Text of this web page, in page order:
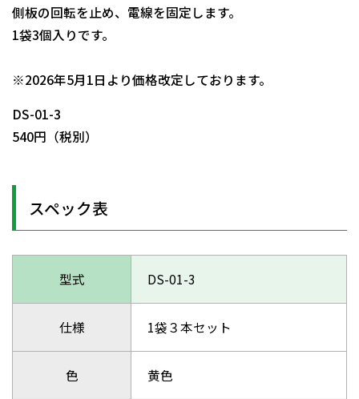
側板の回転を止め、電線を固定します。
1袋3個入りです。
※2026年5月1日より価格改定しております。
DS-01-3
540円（税別）
スペック表
型式 DS-01-3
仕様 1袋３本セット
色 黄色